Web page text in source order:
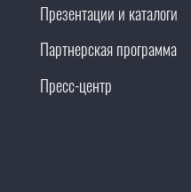
Презентации и каталоги
Партнерская программа
Пресс-центр